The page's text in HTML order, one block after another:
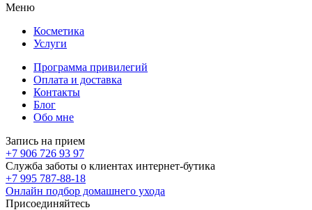
Меню
Косметика
Услуги
Программа привилегий
Оплата и доставка
Контакты
Блог
Обо мне
Запись на прием
+7 906 726 93 97
Служба заботы о клиентах интернет-бутика
+7 995 787-88-18
Онлайн подбор домашнего ухода
Присоединяйтесь